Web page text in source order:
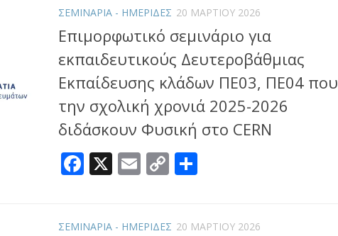
ΣΕΜΙΝΑΡΙΑ - ΗΜΕΡΙΔΕΣ 20 ΜΑΡΤΊΟΥ 2026
Επιμορφωτικό σεμινάριο για
εκπαιδευτικούς Δευτεροβάθμιας
Εκπαίδευσης κλάδων ΠΕ03, ΠΕ04 που
την σχολική χρονιά 2025-2026
διδάσκουν Φυσική στο CERN
Facebook
X Email
Copy
ΣΕΜΙΝΑΡΙΑ - ΗΜΕΡΙΔΕΣ 20 ΜΑΡΤΊΟΥ 2026